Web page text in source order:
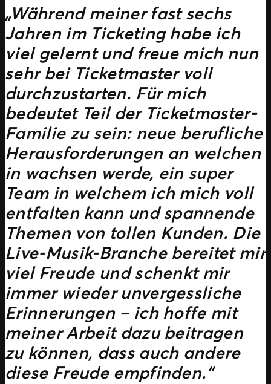
„Während meiner fast sechs
Jahren im Ticketing habe ich
viel gelernt und freue mich nun
sehr bei Ticketmaster voll
durchzustarten. Für mich
bedeutet Teil der Ticketmaster-
Familie zu sein: neue berufliche
Herausforderungen an welchen
in wachsen werde, ein super
Team in welchem ich mich voll
entfalten kann und spannende
Themen von tollen Kunden. Die
Live-Musik-Branche bereitet mir
viel Freude und schenkt mir
immer wieder unvergessliche
Erinnerungen – ich hoffe mit
meiner Arbeit dazu beitragen
zu können, dass auch andere
diese Freude empfinden.“